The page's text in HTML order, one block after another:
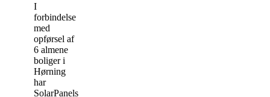
I
forbindelse
med
opførsel af
6 almene
boliger i
Hørning
har
SolarPanels